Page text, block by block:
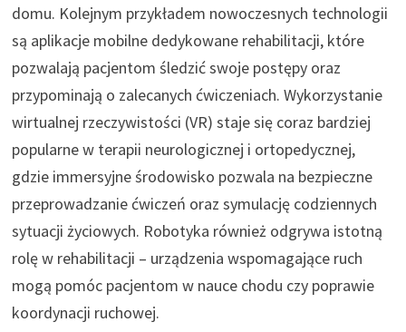
domu. Kolejnym przykładem nowoczesnych technologii
są aplikacje mobilne dedykowane rehabilitacji, które
pozwalają pacjentom śledzić swoje postępy oraz
przypominają o zalecanych ćwiczeniach. Wykorzystanie
wirtualnej rzeczywistości (VR) staje się coraz bardziej
popularne w terapii neurologicznej i ortopedycznej,
gdzie immersyjne środowisko pozwala na bezpieczne
przeprowadzanie ćwiczeń oraz symulację codziennych
sytuacji życiowych. Robotyka również odgrywa istotną
rolę w rehabilitacji – urządzenia wspomagające ruch
mogą pomóc pacjentom w nauce chodu czy poprawie
koordynacji ruchowej.